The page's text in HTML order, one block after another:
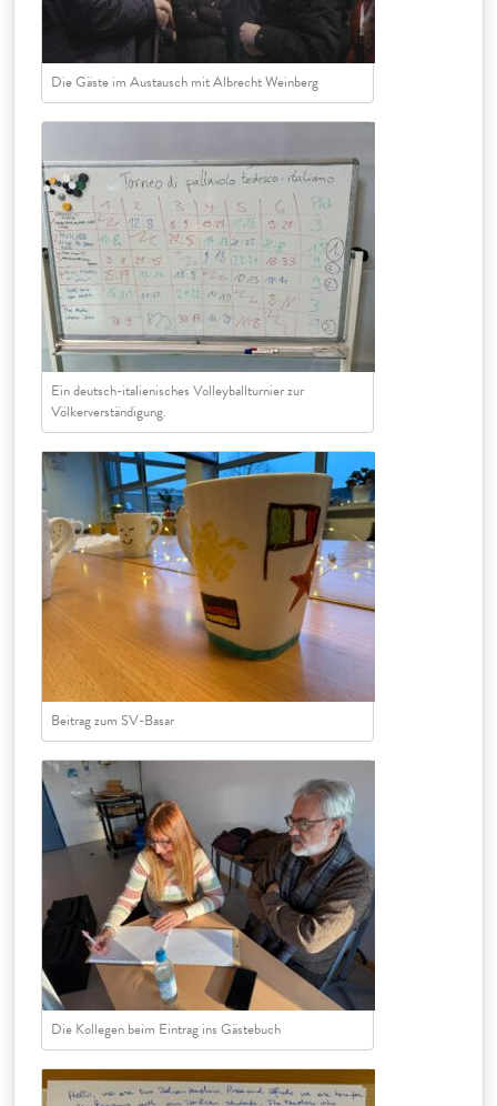
Die Gäste im Austausch mit Albrecht Weinberg
Ein deutsch-italienisches Volleyballturnier zur
Völkerverständigung.
Beitrag zum SV-Basar
Die Kollegen beim Eintrag ins Gästebuch